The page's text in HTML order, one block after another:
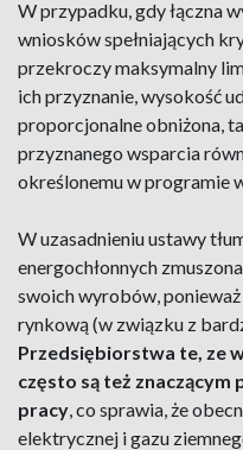
W przypadku, gdy łączna
wniosków spełniających
przekroczy maksymalny
ich przyznanie, wysokość
proporcjonalne obniżona,
przyznanego wsparcia
określonemu w programie
W uzasadnieniu ustawy
energochłonnych
swoich wyrobów,
rynkową (w związku z
Przedsiębiorstwa te, ze
często są też
pracy, co sprawia, że
elektrycznej i gazu